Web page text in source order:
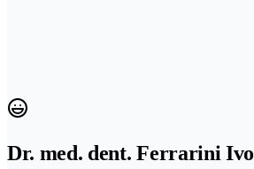
Dr. med. dent. Ferrarini Ivo